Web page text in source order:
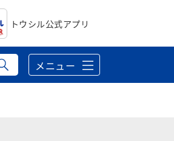
トウシル公式アプリ
メニュー